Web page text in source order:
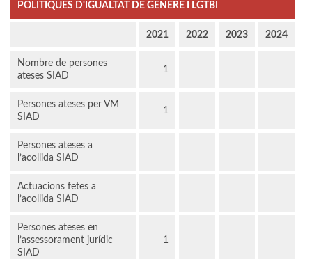
POLÍTIQUES D'IGUALTAT DE GENERE I LGTBI
2021 2022 2023 2024
Nombre de persones
ateses SIAD
1
Persones ateses per VM
SIAD
1
Persones ateses a
l’acollida SIAD
Actuacions fetes a
l’acollida SIAD
Persones ateses en
l’assessorament jurídic
SIAD
1